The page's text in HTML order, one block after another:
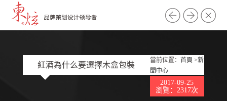
紅酒為什么要選擇木盒包裝
當前位置： 首頁 >新
聞中心
2017-09-25
瀏覽：2317次